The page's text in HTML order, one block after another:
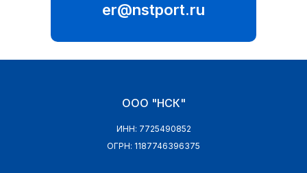
er@nstport.ru
ООО "НСК"
ИНН: 7725490852
ОГРН: 1187746396375